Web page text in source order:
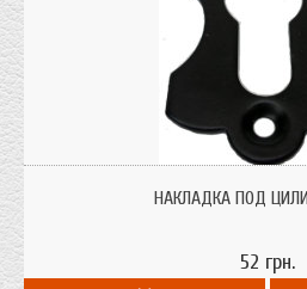
НАКЛАДКА ПОД
52 грн.